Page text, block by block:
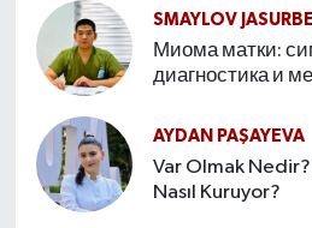
SMAYLOV
Миома матки:
диагностика и
AYDAN PAŞAYEVA
Var Olmak Nedir?
Nasıl Kuruyor?